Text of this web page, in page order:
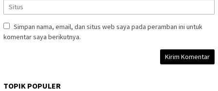
Simpan nama, email, dan situs web saya pada peramban ini untuk
komentar saya berikutnya.
TOPIK POPULER